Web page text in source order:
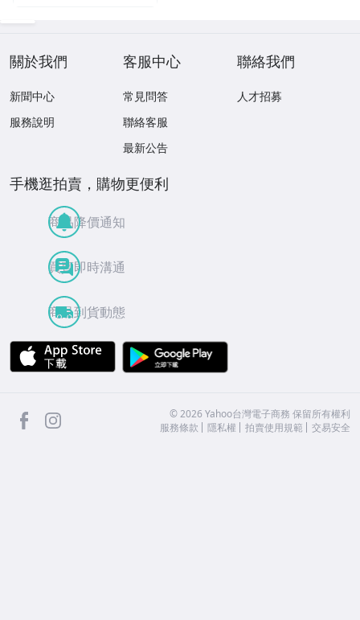
關於我們
新聞中心
服務說明
客服中心
常見問答
聯絡客服
最新公告
聯絡我們
人才招募
手機逛拍賣，購物更便利
商品降價通知
買賣即時溝通
商品到貨動態
APP Store
facebook ©2026 Yahoo台灣電子商務 保留所有權利
服務條款
隱私權 拍賣使用規範 交易安全